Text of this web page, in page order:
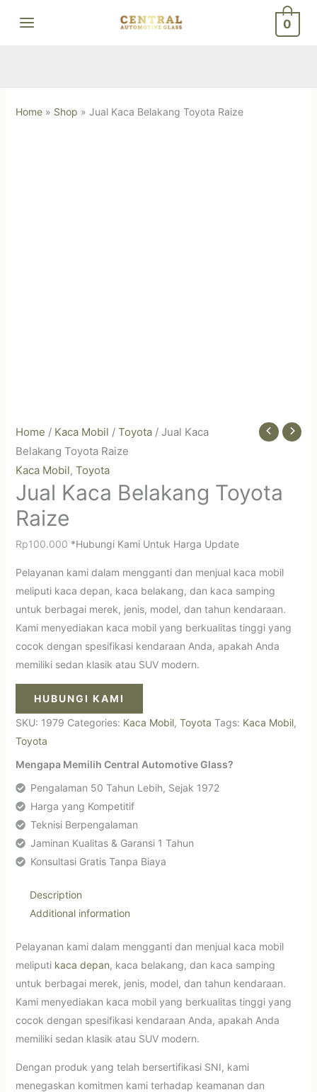
0
Home» Shop » Jual Kaca Belakang Toyota Raize
Home / Kaca Mobil / Toyota/ Jual Kaca
Belakang Toyota Raize
Kaca Mobil, Toyota
Jual Kaca Belakang Toyota
Raize
Rp100.000 *Hubungi Kami Untuk Harga Update
Pelayanan kami dalam mengganti dan menjual kaca mobil
meliputi kaca depan, kaca belakang, dan kaca samping
untuk berbagai merek, jenis, model, dan tahun kendaraan.
Kami menyediakan kaca mobil yang berkualitas tinggi yang
cocok dengan spesifikasi kendaraan Anda, apakah Anda
memiliki sedan klasik atau SUV modern.
HUBUNGI KAMI
SKU: 1979 Categories: Kaca Mobil, Toyota Tags: Kaca Mobil,
Toyota
Mengapa Memilih Central Automotive Glass?
Pengalaman 50 Tahun Lebih, Sejak 1972
Harga yang Kompetitif
Teknisi Berpengalaman
Jaminan Kualitas & Garansi 1 Tahun
Konsultasi Gratis Tanpa Biaya
Description
Additional information
Pelayanan kami dalam mengganti dan menjual kaca mobil
meliputi kaca depan, kaca belakang, dan kaca samping
untuk berbagai merek, jenis, model, dan tahun kendaraan.
Kami menyediakan kaca mobil yang berkualitas tinggi yang
cocok dengan spesifikasi kendaraan Anda, apakah Anda
memiliki sedan klasik atau SUV modern.
Dengan produk yang telah bersertifikasi SNI, kami
menegaskan komitmen kami terhadap keamanan dan